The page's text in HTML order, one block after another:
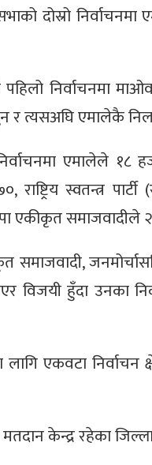
दोस्रो
निर्वाचनमा
र त्यसअघि एमालेकै निल
एमालेले
स्वतन्त्र पार्टी
एकीकृत समाजवादीले
समाजवादी,
विजयी हुँदा उनका
लागि एकवटा
केन्द्र रहेका